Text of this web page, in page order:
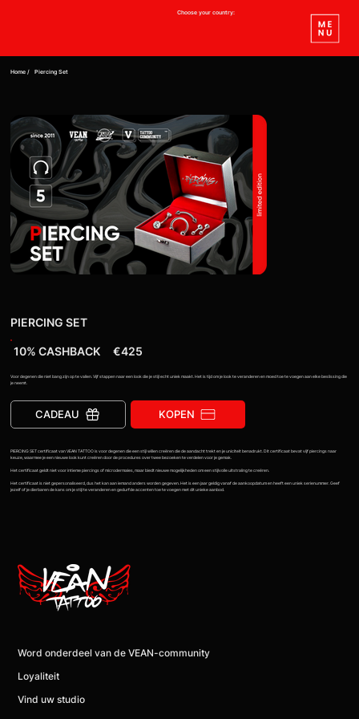
Choose your country:
Home / Piercing Set
PIERCING SET
10% CASHBACK €425
Voor degenen die niet bang zijn op te vallen. Vijf stappen naar een look die je stijl echt uniek maakt. Het is tijd om je look te veranderen en moed toe te voegen aan elke beslissing die
je neemt.
CADEAU KOPEN
PIERCING SET certificaat van VEAN TATTOO is voor degenen die een stijl willen creëren die de aandacht trekt en je uniciteit benadrukt. Dit certificaat bevat vijf piercings naar
keuze, waarmee je een nieuwe look kunt creëren door de procedures over twee bezoeken te verdelen voor je gemak.
Het certificaat geldt niet voor intieme piercings of microdermales, maar biedt nieuwe mogelijkheden om een stijlvolle uitstraling te creëren.
Het certificaat is niet gepersonaliseerd, dus het kan aan iemand anders worden gegeven. Het is een jaar geldig vanaf de aankoopdatum en heeft een uniek serienummer. Geef
jezelf of je dierbaren de kans om je stijl te veranderen en gedurfde accenten toe te voegen met dit unieke aanbod.
Word onderdeel van de VEAN-community
Loyaliteit
Vind uw studio